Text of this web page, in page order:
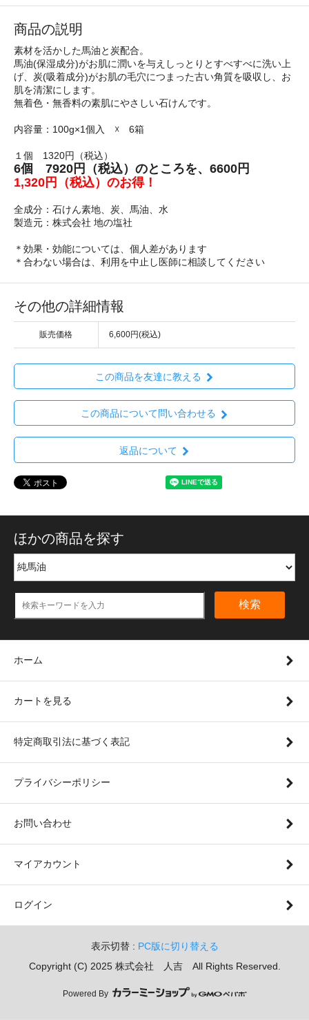
商品の説明
素材を活かした馬油と炭配合。
馬油(保湿成分)がお肌に潤いを与えしっとりとすべすべに洗い上
げ、炭(吸着成分)がお肌の毛穴につまった古い角質を吸収し、お
肌を清潔にします。
無着色・無香料の素肌にやさしい石けんです。
内容量：100g×1個入 ☓ 6箱
１個 1320円（税込）
6個 7920円（税込）のところを、6600円
1,320円（税込）のお得！
全成分：石けん素地、炭、馬油、水
製造元：株式会社 地の塩社
＊効果・効能については、個人差があります
＊合わない場合は、利用を中止し医師に相談してください
その他の詳細情報
販売価格 6,600円(税込)
この商品を友達に教える
この商品について問い合わせる
返品について
ほかの商品を探す
検索
ホーム
カートを見る
特定商取引法に基づく表記
プライバシーポリシー
お問い合わせ
マイアカウント
ログイン
表示切替 : PC版に切り替える
Copyright (C) 2025 株式会社 人吉 All Rights Reserved.
Powered By